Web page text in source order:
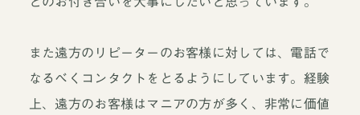
また遠方のリピーターのお客様に対しては、電話で
なるべくコンタクトをとるようにしています。経験
上、遠方のお客様はマニアの方が多く、非常に価値